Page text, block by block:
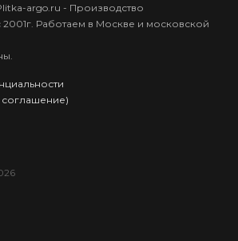
argo.ru - Производство
Работаем в Москве и московской
соглашение)